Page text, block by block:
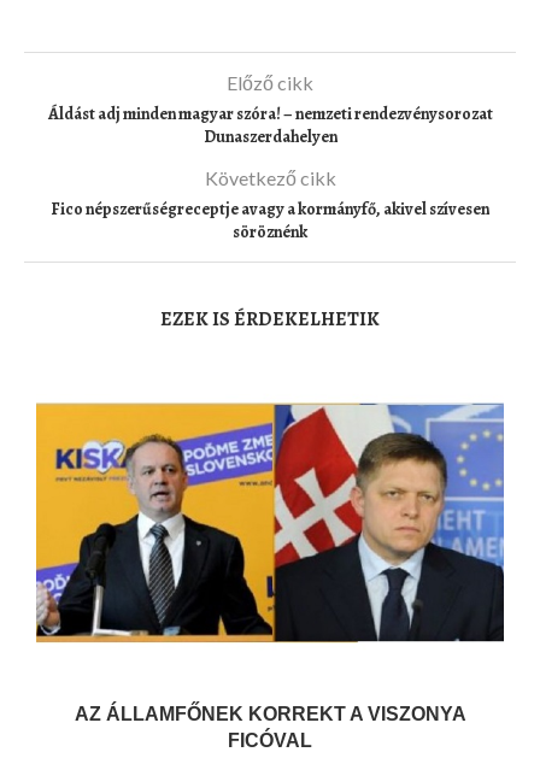
Előző cikk
Áldást adj minden magyar szóra! – nemzeti rendezvénysorozat
Dunaszerdahelyen
Következő cikk
Fico népszerűségreceptje avagy a kormányfő, akivel szívesen
söröznénk
EZEK IS ÉRDEKELHETIK
AZ ÁLLAMFŐNEK KORREKT A VISZONYA
FICÓVAL